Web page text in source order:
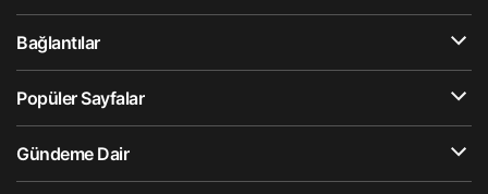
Bağlantılar
Popüler Sayfalar
Gündeme Dair